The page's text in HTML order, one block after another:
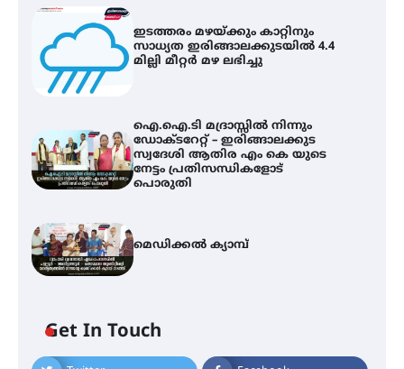
ഇടത്തരം മഴയ്ക്കും കാറ്റിനും
സാധ്യത ഇരിങ്ങാലക്കുടയിൽ 4.4
മില്ലി മീറ്റർ മഴ ലഭിച്ചു
ഐ.ഐ.ടി മദ്രാസ്സിൽ നിന്നും
ഡോക്ടറേറ്റ് – ഇരിങ്ങാലക്കുട
സ്വദേശി ആതിര എം കെ യുടെ
നേട്ടം പ്രതിസന്ധികളോട്
പൊരുതി
മെഡിക്കൽ ക്യാമ്പ്
Get In Touch